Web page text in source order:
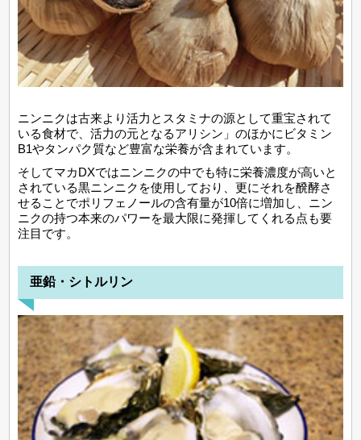
ニンニクは古来より活力とスタミナの源として重宝されて
いる食材で、活力の元となるアリシン」のほかにビタミン
B1やタンパク質など豊富な栄養が含まれています。
そしてマカDXではニンニクの中でも特に栄養濃度が高いと
されている黒ニンニクを使用しており、更にそれを醗酵さ
せることでポリフェノールの含有量が10倍に増加し、ニン
ニクの持つ本来のパワーを最大限に発揮してくれる点も要
注目です。
亜鉛・シトルリン